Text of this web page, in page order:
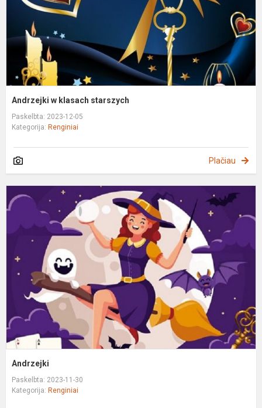
Andrzejki w klasach starszych
Paskelbta: 2023-12-05
Kategorija: Renginiai
Plačiau
Andrzejki
Paskelbta: 2023-11-30
Kategorija: Renginiai